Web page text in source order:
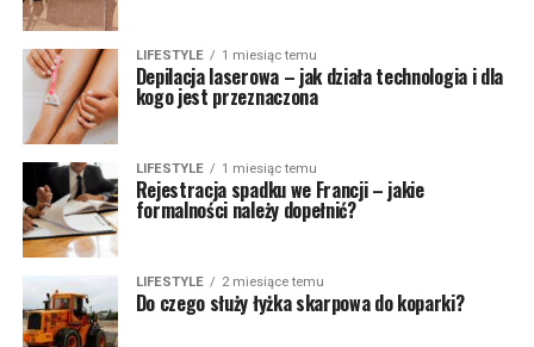
LIFESTYLE 1 miesiąc temu
Depilacja laserowa – jak działa technologia i dla
kogo jest przeznaczona
LIFESTYLE 1 miesiąc temu
Rejestracja spadku we Francji – jakie
formalności należy dopełnić?
LIFESTYLE 2 miesiące temu
Do czego służy łyżka skarpowa do koparki?